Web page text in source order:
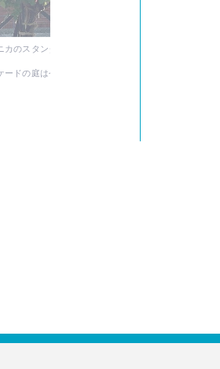
のスタンダード仕立て
ドの庭は今週いっぱい見ごろが続く予想です。